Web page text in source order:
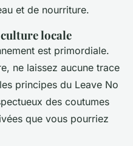
et de nourriture.
locale
est primordiale.
ne laissez aucune trace
principes du Leave No
des coutumes
que vous pourriez